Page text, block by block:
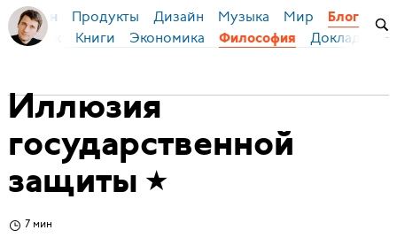
Бирман Продукты Дизайн Музыка Мир Блог
язык Книги Экономика Философия Доклады
Иллюзия
государственной
защиты
7 мин